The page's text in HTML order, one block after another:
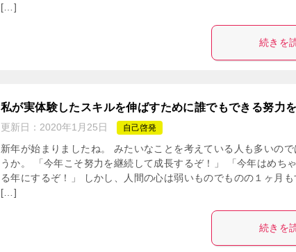
[…]
続きを
私が実体験したスキルを伸ばすために誰でもできる努力
更新日： 2020年1月25日 自己啓発
新年が始まりましたね。 みたいなことを考えている人も多いので
うか。 「今年こそ努力を継続して成長するぞ！」 「今年はめち
る年にするぞ！」 しかし、人間の心は弱いものでものの１ヶ月も
[…]
続きを